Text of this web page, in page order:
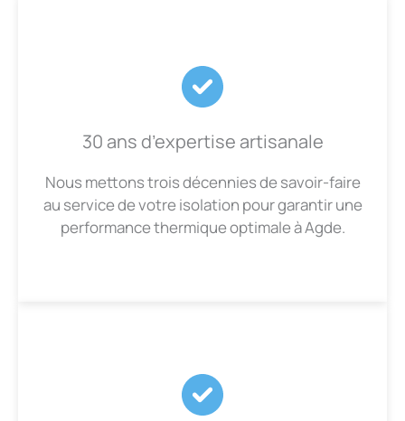
30 ans d’expertise artisanale
Nous mettons trois décennies de savoir-faire
au service de votre isolation pour garantir une
performance thermique optimale à Agde.